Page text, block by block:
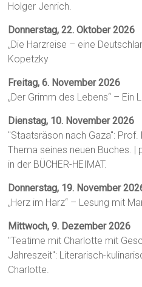
Holger Jenrich.
Donnerstag, 22. Oktober 2026
„Die Harzreise – eine
Kopetzky
Freitag, 6. November 2026
„Der Grimm des Lebens“ –
Dienstag, 10. November 2026
"Staatsräson nach Gaza":
Thema seines neuen Buches. |
in der BÜCHER-HEIMAT.
Donnerstag, 19. November
„Herz im Harz“ – Lesung mit
Mittwoch, 9. Dezember 2026
"Teatime mit Charlotte mit
Jahreszeit": Literarisch-
Charlotte.